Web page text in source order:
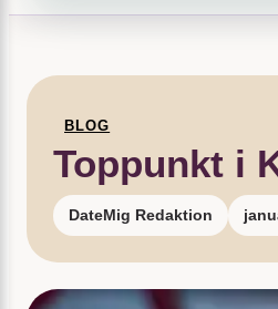
BLOG
Toppunkt i
DateMig Redaktion